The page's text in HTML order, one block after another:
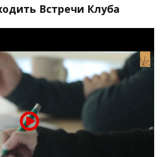
Встречи Клуба